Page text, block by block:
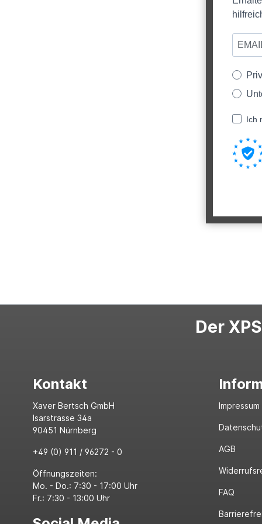
Anwendungsbereiche
Installation und Wartung von
Pooltechnik und Wasserleitungen
Das PE-Rohr gut fixieren und mit
Kunststoffspäne aus dem Rohr
Ich
Der
Kontakt
Xaver Bertsch GmbH
Isarstrasse 34a
90451 Nürnberg
+49 (0) 911 / 96272 - 0
Öffnungszeiten:
Mo. - Do.: 7:30 - 17:00 Uhr
Fr.: 7:30 - 13:00 Uhr
Impressum
AGB
FAQ